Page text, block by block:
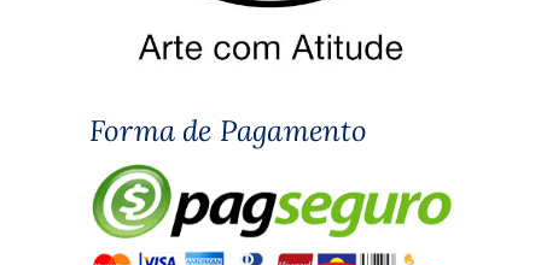
Forma de Pagamento